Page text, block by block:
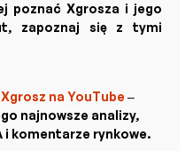
poznać Xgrosza i jego
zapoznaj się z tymi
na YouTube –
najnowsze analizy,
i komentarze rynkowe.